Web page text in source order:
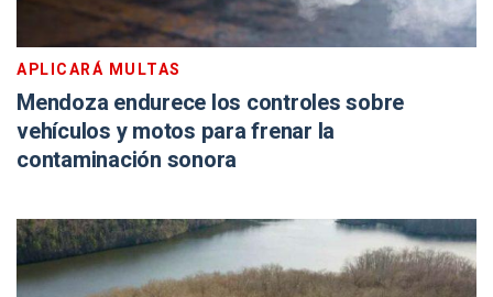
APLICARÁ MULTAS
Mendoza endurece los controles sobre
vehículos y motos para frenar la
contaminación sonora